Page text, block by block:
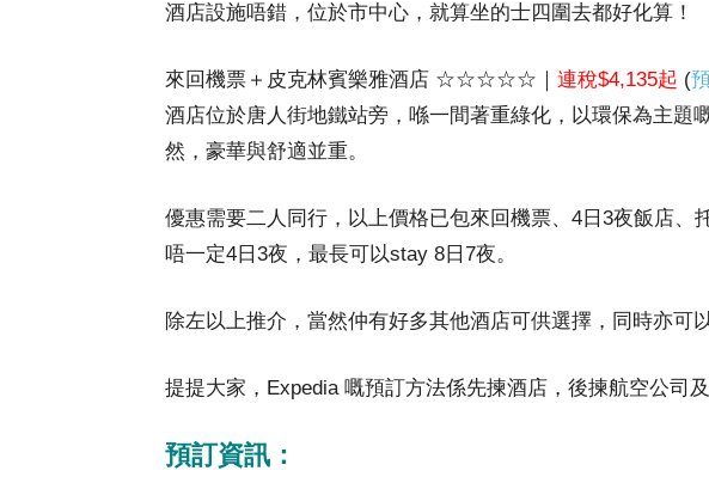
酒店設施唔錯，位於市中心，就算坐的士四圍去都好化算！
來回機票＋皮克林賓樂雅酒店 ☆☆☆☆☆｜ 連稅$4,135起 (
酒店位於唐人街地鐵站旁，喺一間著重綠化，以環保為主題
然，豪華與舒適並重。
優惠需要二人同行，以上價格已包來回機票、4日3夜飯店、
唔一定4日3夜，最長可以stay 8日7夜。
除左以上推介，當然仲有好多其他酒店可供選擇，同時亦可
提提大家，Expedia 嘅預訂方法係先揀酒店，後揀航空公司及
預訂資訊：